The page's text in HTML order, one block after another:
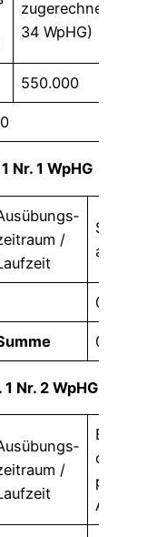
zugerechnet(§
34 WpHG)
550.000
Nr. 1 WpHG
/
absolut
0
0
Nr. 2 WpHG
/
oder